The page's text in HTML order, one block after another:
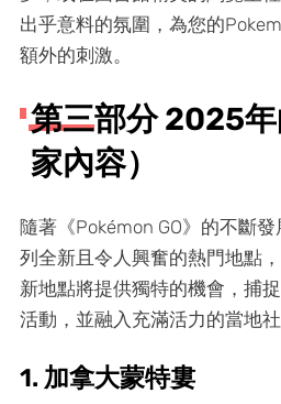
出乎意料的氛圍，為您的
額外的刺激。
第三部分 2025
家內容）
隨著《Pokémon GO》的不斷
列全新且令人興奮的熱門地點
新地點將提供獨特的機會，捕
活動，並融入充滿活力的當地社
1. 加拿大蒙特婁